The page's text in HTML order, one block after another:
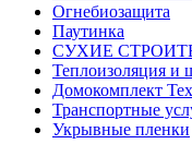
Огнебиозащита
Паутинка
СУХИЕ
Теплоизоляция и
Домокомплект
Транспортные
Укрывные пленки